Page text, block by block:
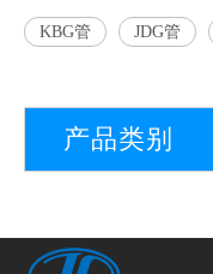
KBG管 JDG管
产品类别